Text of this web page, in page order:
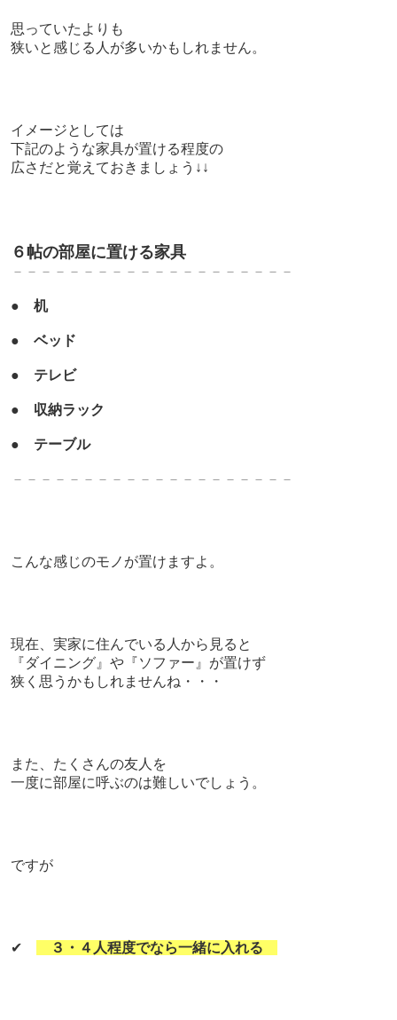
思っていたよりも
狭いと感じる人が多いかもしれません。
イメージとしては
下記のような家具が置ける程度の
広さだと覚えておきましょう↓↓
６帖の部屋に置ける家具
－－－－－－－－－－－－－－－－－－－－
● 机
● ベッド
● テレビ
● 収納ラック
● テーブル
－－－－－－－－－－－－－－－－－－－－
こんな感じのモノが置けますよ。
現在、実家に住んでいる人から見ると
『ダイニング』や『ソファー』が置けず
狭く思うかもしれませんね・・・
また、 たくさんの友人を
一度に部屋に呼ぶのは難しいでしょう。
ですが
✔ ３・４人程度でなら一緒に入れる